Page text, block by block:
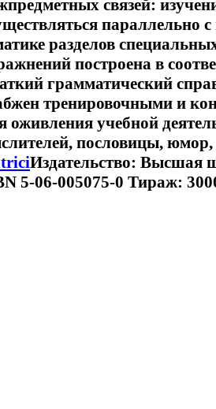
связей:
параллельно
разделов
построена в
грамматический
тренировочными и
оживления учебной
пословицы,
Издательство: Высшая
5-06-005075-0 Тираж: